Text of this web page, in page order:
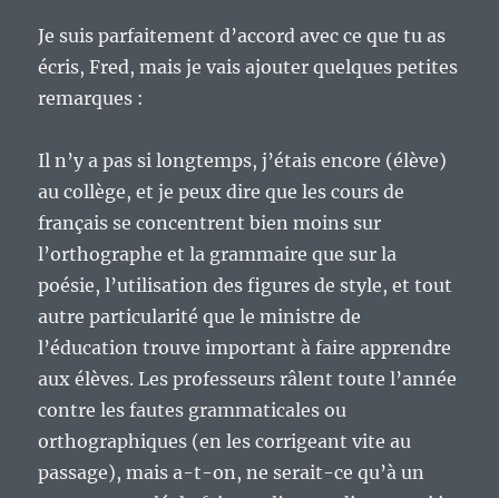
Je suis parfaitement d’accord avec ce que tu as
écris, Fred, mais je vais ajouter quelques petites
remarques :
Il n’y a pas si longtemps, j’étais encore (élève)
au collège, et je peux dire que les cours de
français se concentrent bien moins sur
l’orthographe et la grammaire que sur la
poésie, l’utilisation des figures de style, et tout
autre particularité que le ministre de
l’éducation trouve important à faire apprendre
aux élèves. Les professeurs râlent toute l’année
contre les fautes grammaticales ou
orthographiques (en les corrigeant vite au
passage), mais a-t-on, ne serait-ce qu’à un